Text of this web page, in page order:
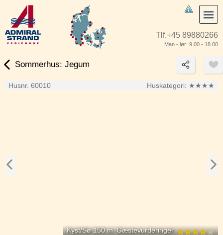
Tlf.+45 89880266
Man - lør: 9.00 - 18.00
Sommerhus: Jegum
Husnr. 60010 Huskategori: ★★★★
Kyst/Sø 150 m Gæstevurderinger